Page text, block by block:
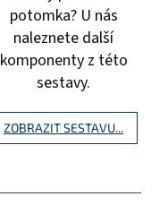
potomka? U nás
naleznete další
komponenty z této
sestavy.
ZOBRAZIT SESTAVU...